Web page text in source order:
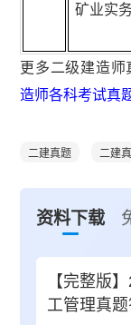
矿业实
更多二级建造师
造师各科考试真
二建真题 二建
资料下载
【完整版
工管理真